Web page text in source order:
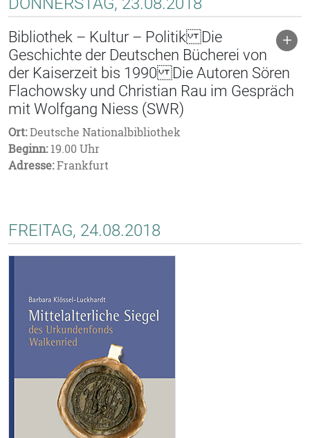
Bibliothek – Kultur – Politik Die
Geschichte der Deutschen Bücherei von
der Kaiserzeit bis 1990 Die Autoren Sören
Flachowsky und Christian Rau im Gespräch
mit Wolfgang Niess (SWR)
Ort:Deutsche Nationalbibliothek
Beginn:19.00 Uhr
Adresse:Frankfurt
FREITAG, 24.08.2018